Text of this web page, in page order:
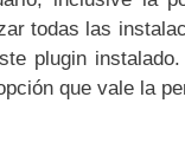
todas las
plugin
que vale la